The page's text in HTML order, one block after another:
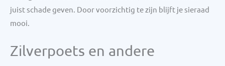
juist schade geven. Door voorzichtig te zijn blijft je sieraad
mooi.
Zilverpoets en andere